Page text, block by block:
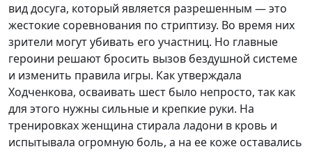
вид досуга, который является разрешенным — это
жестокие соревнования по стриптизу. Во время них
зрители могут убивать его участниц. Но главные
героини решают бросить вызов бездушной системе
и изменить правила игры. Как утверждала
Ходченкова, осваивать шест было непросто, так как
для этого нужны сильные и крепкие руки. На
тренировках женщина стирала ладони в кровь и
испытывала огромную боль, а на ее коже оставались